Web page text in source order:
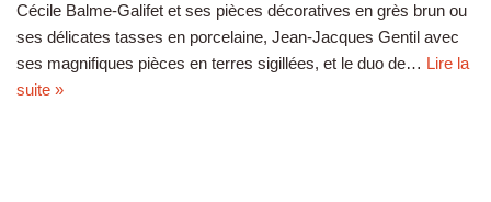
Cécile Balme-Galifet et ses pièces décoratives en grès brun ou
ses délicates tasses en porcelaine, Jean-Jacques Gentil avec
ses magnifiques pièces en terres sigillées, et le duo de… Lire la
suite »